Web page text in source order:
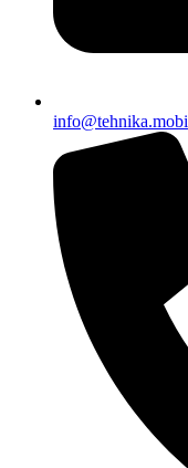
info@tehnika.mobi